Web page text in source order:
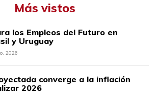
Más vistos
los Empleos del Futuro en
y Uruguay
2026
converge a la inflación
2026